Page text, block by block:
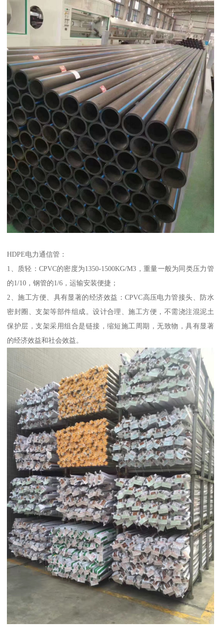
HDPE电力通信管：
1、质轻：CPVC的密度为1350-1500KG/M3，重量一般为同类压力管
的1/10，钢管的1/6，运输安装便捷；
2、施工方便、具有显著的经济效益：CPVC高压电力管接头、防水
密封圈、支架等部件组成。设计合理、施工方便，不需浇注混泥土
保护层，支架采用组合是链接，缩短施工周期，无致物，具有显著
的经济效益和社会效益。